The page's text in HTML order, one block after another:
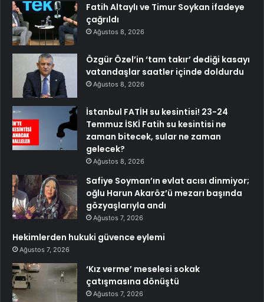
Fatih Altaylı ve Timur Soykan ifadeye
çağrıldı
Ağustos 8, 2026
Özgür Özel’in ‘tam takır’ dediği kasayı
vatandaşlar saatler içinde doldurdu
Ağustos 8, 2026
İstanbul FATİH su kesintisi! 23-24
Temmuz İSKİ Fatih su kesintisi ne
zaman bitecek, sular ne zaman
gelecek?
Ağustos 8, 2026
Safiye Soyman’ın evlat acısı dinmiyor;
oğlu Harun Akaröz’ü mezarı başında
gözyaşlarıyla andı
Ağustos 7, 2026
Hekimlerden hukuki güvence eylemi
Ağustos 7, 2026
‘Kız verme’ meselesi sokak
çatışmasına dönüştü
Ağustos 7, 2026